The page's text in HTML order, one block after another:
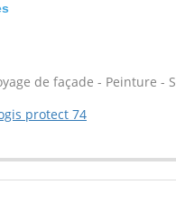
de façade - Peinture -
protect 74